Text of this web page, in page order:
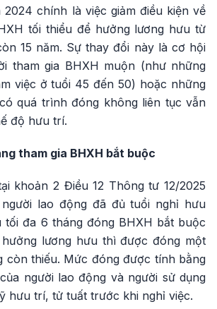
2024 chính là việc giảm điều kiện về
tối thiểu để hưởng lương hưu từ
15 năm. Sự thay đổi này là cơ hội
tham gia BHXH muộn (như những
việc ở tuổi 45 đến 50) hoặc những
quá trình đóng không liên tục vẫn
độ hưu trí.
tham gia BHXH bắt buộc
khoản 2 Điều 12 Thông tư 12/2025
lao động đã đủ tuổi nghỉ hưu
tối đa 6 tháng đóng BHXH bắt buộc
lương hưu thì được đóng một
còn thiếu. Mức đóng được tính bằng
người lao động và người sử dụng
hưu trí, tử tuất trước khi nghỉ việc.